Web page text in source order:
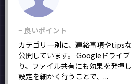
− 良いポイント
カテゴリー別に、連絡事項やtips
公開しています。 Googleドライ
り、ファイル共有にも効果を発揮
設定を細かく行うことで、...